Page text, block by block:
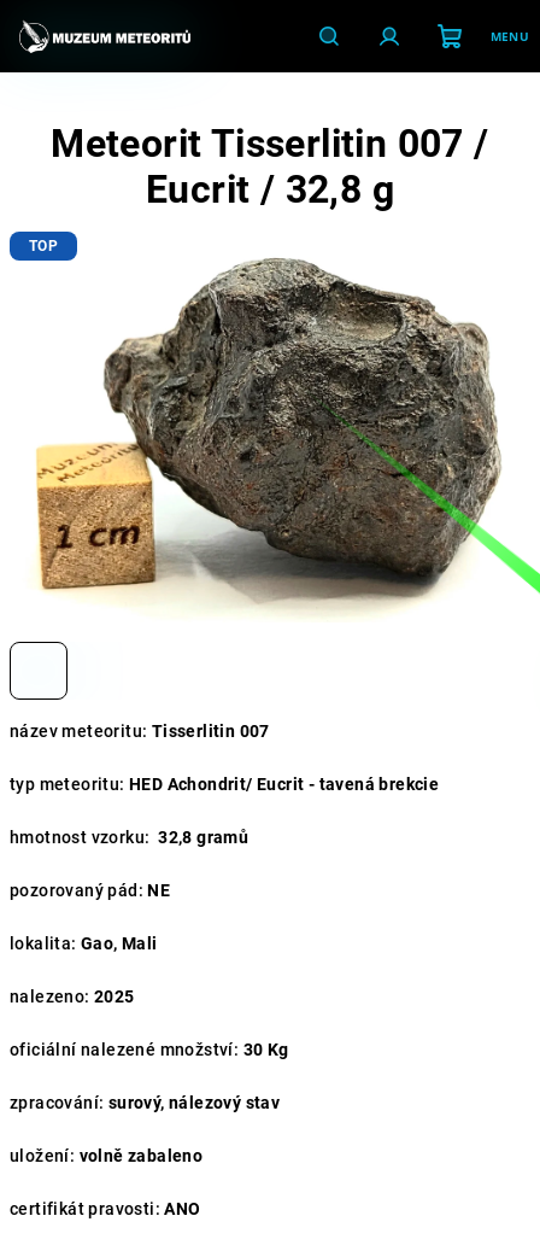
obsah
HledatPřihlášeníNákupní
košík
název meteoritu: Tisserlitin 007
typ meteoritu: HED Achondrit/ Eucrit - tavená brekcie
hmotnost vzorku: 32,8 gramů
pozorovaný pád:NE
lokalita: Gao, Mali
nalezeno: 2025
oficiální nalezené množství: 30 Kg
zpracování: surový, nálezový stav
uložení: volně zabaleno
certifikát pravosti: ANO
Meteorit Tisserlitin 007 /
Eucrit / 32,8 g
TOP